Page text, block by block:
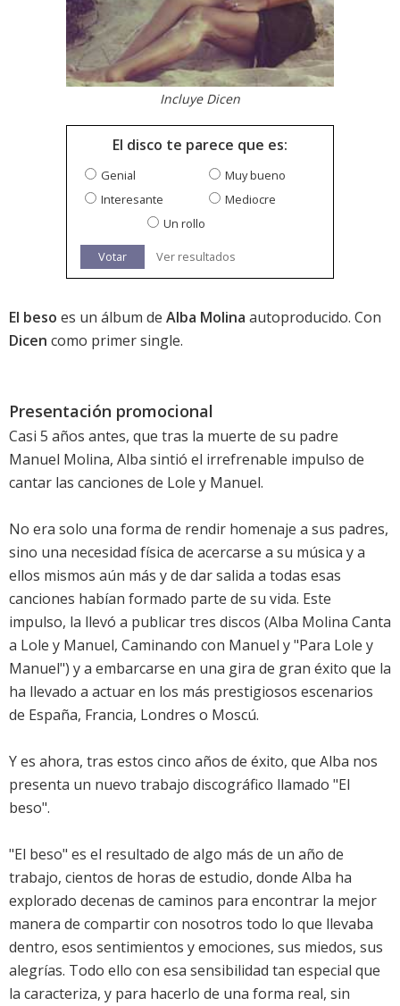
Incluye Dicen
El disco te parece que es:
Genial
Muy bueno
Interesante
Mediocre
Un rollo
Votar Ver resultados
El beso es un álbum de Alba Molina autoproducido. Con
Dicen como primer single.
Presentación promocional
Casi 5 años antes, que tras la muerte de su padre
Manuel Molina, Alba sintió el irrefrenable impulso de
cantar las canciones de Lole y Manuel.
No era solo una forma de rendir homenaje a sus padres,
sino una necesidad física de acercarse a su música y a
ellos mismos aún más y de dar salida a todas esas
canciones habían formado parte de su vida. Este
impulso, la llevó a publicar tres discos (Alba Molina Canta
a Lole y Manuel, Caminando con Manuel y "Para Lole y
Manuel") y a embarcarse en una gira de gran éxito que la
ha llevado a actuar en los más prestigiosos escenarios
de España, Francia, Londres o Moscú.
Y es ahora, tras estos cinco años de éxito, que Alba nos
presenta un nuevo trabajo discográfico llamado "El
beso".
"El beso" es el resultado de algo más de un año de
trabajo, cientos de horas de estudio, donde Alba ha
explorado decenas de caminos para encontrar la mejor
manera de compartir con nosotros todo lo que llevaba
dentro, esos sentimientos y emociones, sus miedos, sus
alegrías. Todo ello con esa sensibilidad tan especial que
la caracteriza, y para hacerlo de una forma real, sin